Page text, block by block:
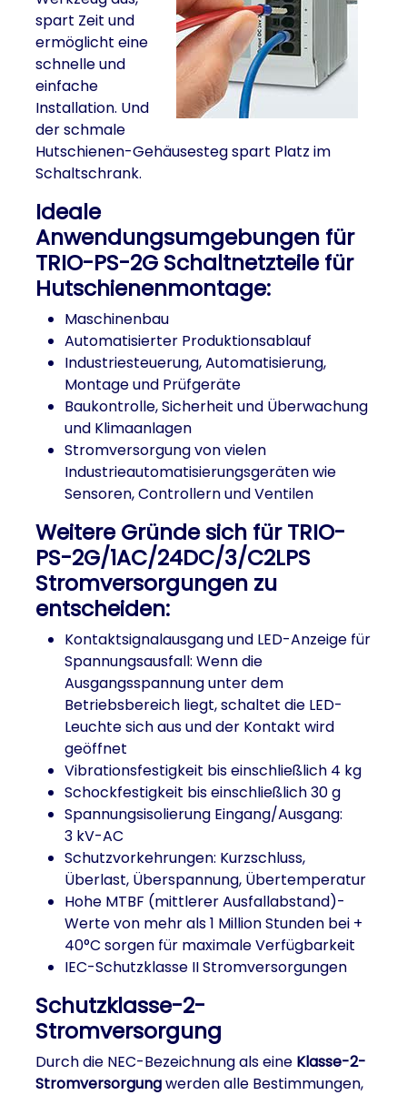
spart Zeit und
ermöglicht eine
schnelle und
einfache
Installation. Und
der schmale
Hutschienen-Gehäusesteg spart Platz im
Schaltschrank.
Ideale
Anwendungsumgebungen für
TRIO-PS-2G Schaltnetzteile für
Hutschienenmontage:
Maschinenbau
Automatisierter Produktionsablauf
Industriesteuerung, Automatisierung,
Montage und Prüfgeräte
Baukontrolle, Sicherheit und Überwachung
und Klimaanlagen
Stromversorgung von vielen
Industrieautomatisierungsgeräten wie
Sensoren, Controllern und Ventilen
Weitere Gründe sich für TRIO-
PS-2G/1AC/24DC/3/C2LPS
Stromversorgungen zu
entscheiden:
Kontaktsignalausgang und LED-Anzeige für
Spannungsausfall: Wenn die
Ausgangsspannung unter dem
Betriebsbereich liegt, schaltet die LED-
Leuchte sich aus und der Kontakt wird
geöffnet
Vibrationsfestigkeit bis einschließlich 4 kg
Schockfestigkeit bis einschließlich 30 g
Spannungsisolierung Eingang/Ausgang:
3 kV-AC
Schutzvorkehrungen: Kurzschluss,
Überlast, Überspannung, Übertemperatur
Hohe MTBF (mittlerer Ausfallabstand)-
Werte von mehr als 1 Million Stunden bei +
40°C sorgen für maximale Verfügbarkeit
IEC-Schutzklasse II Stromversorgungen
Schutzklasse-2-
Stromversorgung
Durch die NEC-Bezeichnung als eine Klasse-2-
Stromversorgungwerden alle Bestimmungen,